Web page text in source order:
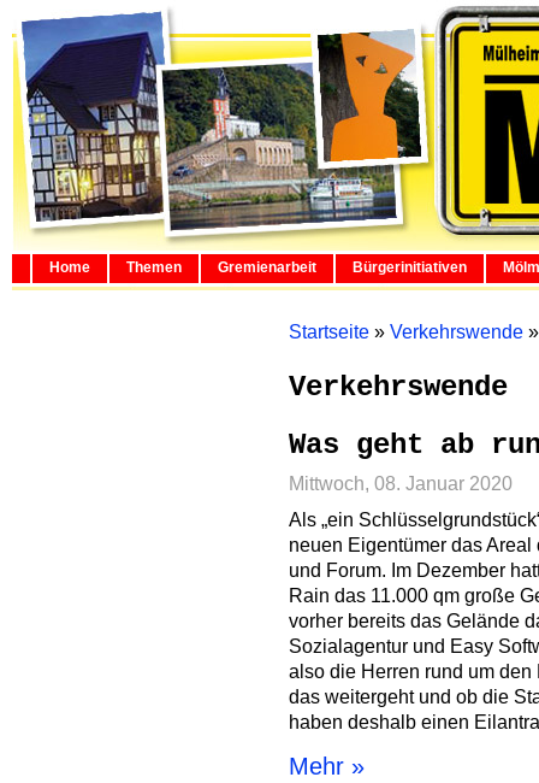
Home Themen Gremienarbeit Bürgerinitiativen
Startseite » Verkehrswende
Verkehrswende
Was geht ab
Mittwoch, 08. Januar 2020
Als „ein
neuen Eigentümer das
und Forum. Im Dezember
Rain das 11.000 qm große
vorher bereits das Gelände
Sozialagentur und Easy
also die Herren rund um
das weitergeht und ob die
haben deshalb einen
Mehr »